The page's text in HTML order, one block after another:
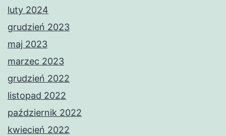
luty 2024
grudzień 2023
maj 2023
marzec 2023
grudzień 2022
listopad 2022
październik 2022
kwiecień 2022